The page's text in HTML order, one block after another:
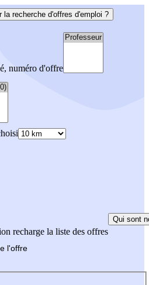
la recherche d'offres d'emploi ?
numéro d'offre
recharge la liste des offres
Qui sont
l'offre